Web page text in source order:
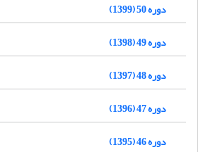
دوره 50 (1399)
دوره 49 (1398)
دوره 48 (1397)
دوره 47 (1396)
دوره 46 (1395)